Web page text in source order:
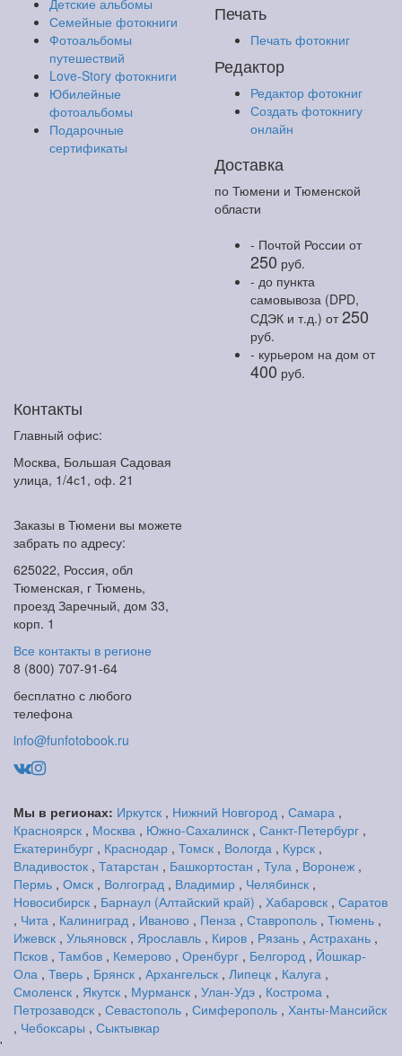
Детские альбомы
Семейные фотокниги
Фотоальбомы
путешествий
Love-Story фотокниги
Юбилейные
фотоальбомы
Подарочные
сертификаты
Печать
Печать фотокниг
Редактор
Редактор фотокниг
Создать фотокнигу
онлайн
Доставка
по Тюмени и Тюменской
области
- Почтой России от
250 руб.
- до пункта
самовывоза (DPD,
СДЭК и т.д.) от250
руб.
- курьером на дом от
400 руб.
Контакты
Главный офис:
Москва, Большая Садовая
улица, 1/4с1, оф. 21
Заказы в Тюмени вы можете
забрать по адресу:
625022, Россия, обл
Тюменская, г Тюмень,
проезд Заречный, дом 33,
корп. 1
Все контакты в регионе
8 (800) 707-91-64
бесплатно с любого
телефона
info@funfotobook.ru
Мы в регионах: Иркутск , Нижний Новгород , Самара ,
Красноярск , Москва , Южно-Сахалинск , Санкт-Петербург ,
Екатеринбург , Краснодар , Томск , Вологда , Курск ,
Владивосток , Татарстан , Башкортостан , Тула , Воронеж ,
Пермь , Омск , Волгоград , Владимир , Челябинск ,
Новосибирск , Барнаул (Алтайский край) , Хабаровск , Саратов
, Чита , Калиниград , Иваново , Пенза , Ставрополь , Тюмень ,
Ижевск , Ульяновск , Ярославль , Киров , Рязань , Астрахань ,
Псков , Тамбов , Кемерово , Оренбург , Белгород , Йошкар-
Ола , Тверь , Брянск , Архангельск , Липецк , Калуга ,
Смоленск , Якутск , Мурманск , Улан-Удэ , Кострома ,
Петрозаводск , Севастополь , Симферополь , Ханты-Мансийск
, Чебоксары , Сыктывкар
'